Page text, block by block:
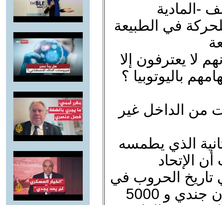
-المادية
في الطبيعة
لا يعترفون إلا
باليوتوبيا ؟
من الداخل غير
الذي يطمسه
الإتحاد
تاريخ الحروب في
12 يناير 45 اشترك فيها 2.4 مليون جندي و 5000